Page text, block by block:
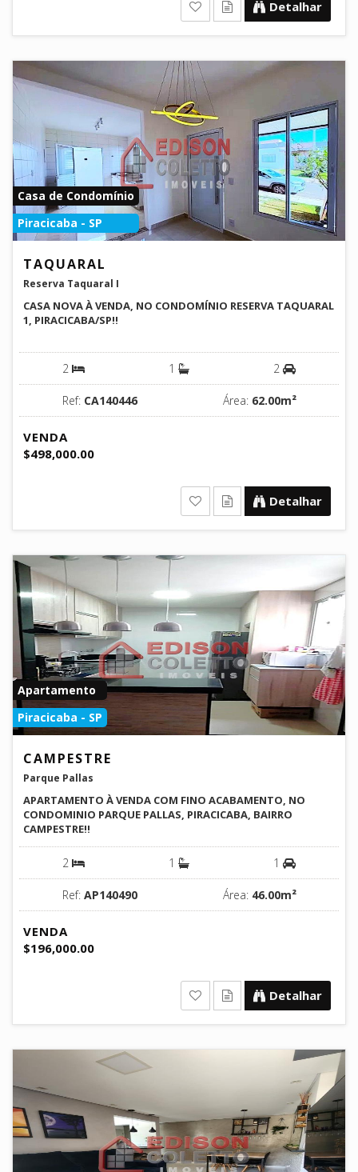
Detalhar
Casa de Condomínio
Piracicaba - SP
TAQUARAL
Reserva Taquaral I
CASA NOVA À VENDA, NO CONDOMÍNIO RESERVA TAQUARAL
1, PIRACICABA/SP!!
2 1 2
Ref: CA140446 Área: 62.00m²
VENDA
$498,000.00
Detalhar
Apartamento
Piracicaba - SP
CAMPESTRE
Parque Pallas
APARTAMENTO À VENDA COM FINO ACABAMENTO, NO
CONDOMINIO PARQUE PALLAS, PIRACICABA, BAIRRO
CAMPESTRE!!
2 1 1
Ref: AP140490 Área: 46.00m²
VENDA
$196,000.00
Detalhar